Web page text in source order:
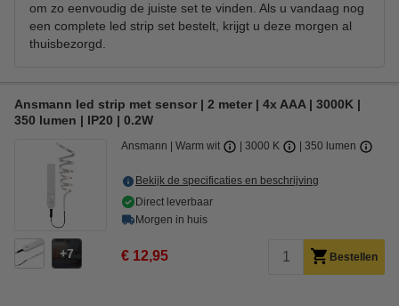
om zo eenvoudig de juiste set te vinden. Als u vandaag nog
een complete led strip set bestelt, krijgt u deze morgen al
thuisbezorgd.
Ansmann led strip met sensor | 2 meter | 4x AAA | 3000K |
350 lumen | IP20 | 0.2W
7
Ansmann Warm wit 3000 K 350 lumen
Bekijk de specificaties en beschrijving
Direct leverbaar
Morgen in huis
€ 12,95 Bestellen